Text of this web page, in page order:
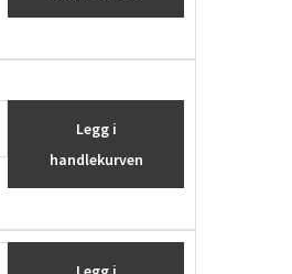
Legg i
handlekurven